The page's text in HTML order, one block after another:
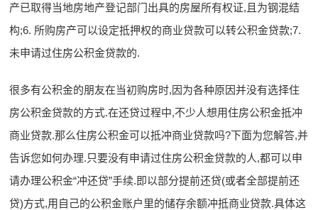
产已取得当地房地产登记部门出具的房屋所有权证,且为钢混结
构;6. 所购房产可以设定抵押权的商业贷款可以转公积金贷款;7.
未申请过住房公积金贷款的.
很多有公积金的朋友在当初购房时,因为各种原因并没有选择住
房公积金贷款的方式.在还贷过程中,不少人想用住房公积金抵冲
商业贷款.那么住房公积金可以抵冲商业贷款吗?下面为您解答,并
告诉您如何办理.只要没有申请过住房公积金贷款的人,都可以申
请办理公积金“冲还贷”手续.即以部分提前还贷(或者全部提前还
贷)方式,用自己的公积金账户里的储存余额冲抵商业贷款.具体这